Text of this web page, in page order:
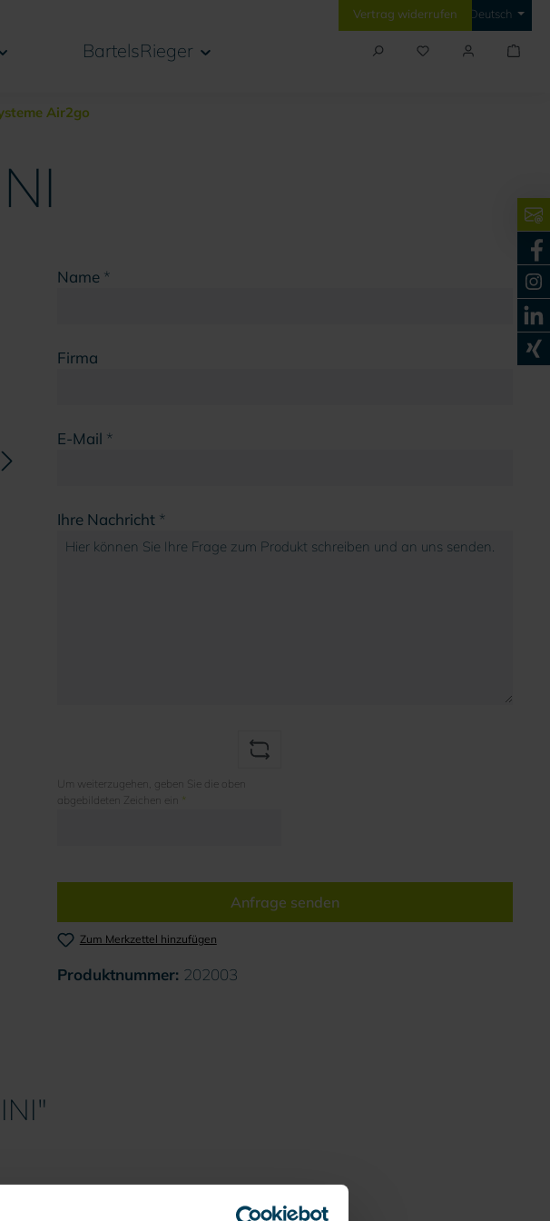
Vertrag widerrufen Deutsch
BartelsRieger
Air2go
Name *
Firma
E-Mail *
Ihre Nachricht *
Um weiterzugehen, geben Sie die oben
abgebildeten Zeichen ein
*
Anfrage senden
Zum Merkzettel hinzufügen
Produktnummer: 202003